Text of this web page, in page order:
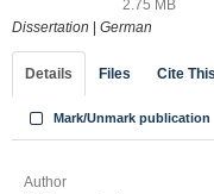
2.75 MB
Dissertation
German
Details Files Cite This
Mark/Unmark publication
Author